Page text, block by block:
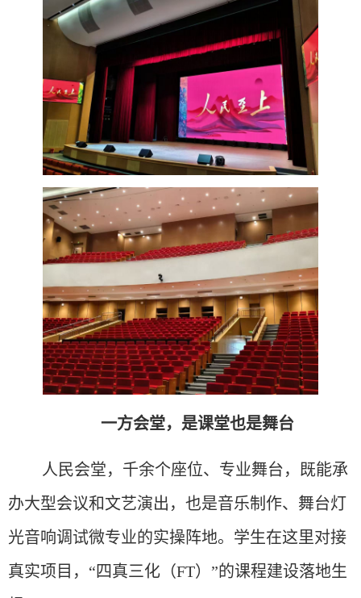
一方会堂，是课堂也是舞台
人民会堂，千余个座位、专业舞台，既能承
办大型会议和文艺演出，也是音乐制作、舞台灯
光音响调试微专业的实操阵地。学生在这里对接
真实项目，“四真三化（FT）”的课程建设落地生